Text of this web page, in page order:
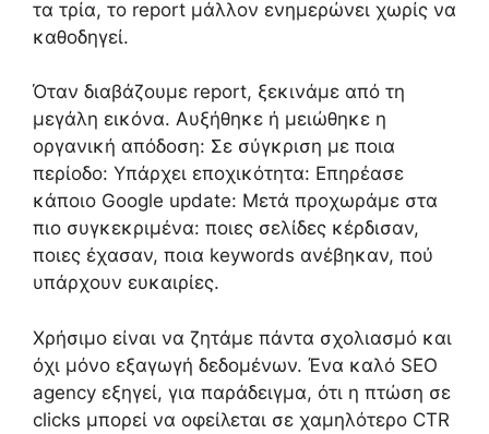
τα τρία, το report μάλλον ενημερώνει χωρίς να
καθοδηγεί.
Όταν διαβάζουμε report, ξεκινάμε από τη
μεγάλη εικόνα. Αυξήθηκε ή μειώθηκε η
οργανική απόδοση: Σε σύγκριση με ποια
περίοδο: Υπάρχει εποχικότητα: Επηρέασε
κάποιο Google update: Μετά προχωράμε στα
πιο συγκεκριμένα: ποιες σελίδες κέρδισαν,
ποιες έχασαν, ποια keywords ανέβηκαν, πού
υπάρχουν ευκαιρίες.
Χρήσιμο είναι να ζητάμε πάντα σχολιασμό και
όχι μόνο εξαγωγή δεδομένων. Ένα καλό SEO
agency εξηγεί, για παράδειγμα, ότι η πτώση σε
clicks μπορεί να οφείλεται σε χαμηλότερο CTR